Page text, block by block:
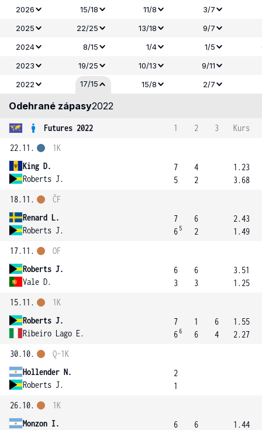
2026 15/18 11/8
3/7
2025
22/25 13/18
9/7
2024
8/15 1/4 1/5
2023
19/25 10/13
9/11
2022
17/15 15/8 2/7
Odehrané zápasy2022
Futures 2022 1 2 3
Kurs
22.11.
King D.
Roberts J.
1K
7
5
4
2
1.23
3.68
18.11.
Renard L.
Roberts J.
ČF
7
6 5
6
2
2.43
1.49
17.11.
Roberts J.
Vale D.
OF
6
3
6
3
3.51
1.25
15.11.
Roberts J.
Ribeiro Lago E.
1K
7
66
1
6
6
4
1.55
2.27
30.10.
Hollender N.
Roberts J.
Q-1K
2
1
26.10.
Monzon I.
1K
6
6
1.44